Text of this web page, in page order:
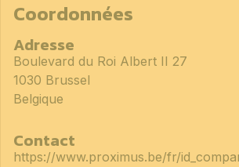
Coordonnées
Adresse
Boulevard du Roi Albert II 27
1030 Brussel
Belgique
Contact
https://www.proximus.be/fr/